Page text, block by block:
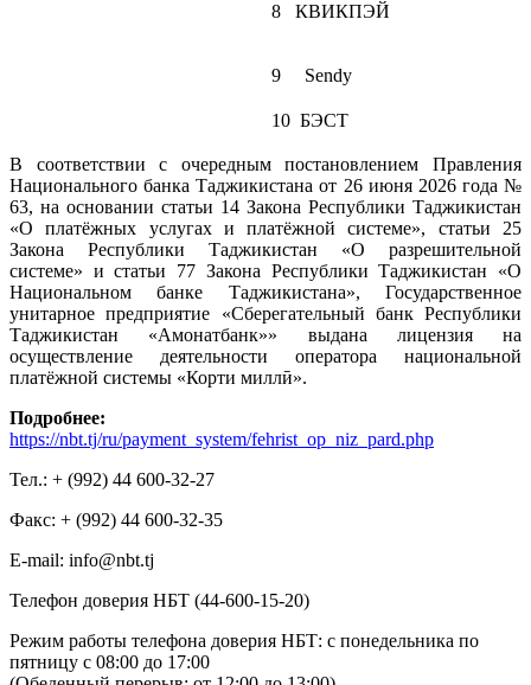
8 КВИКПЭЙ
9 Sendy
10 БЭСТ
В соответствии с очередным постановлением Правления
Национального банка Таджикистана от 26 июня 2026 года №
63, на основании статьи 14 Закона Республики Таджикистан
«О платёжных услугах и платёжной системе», статьи 25
Закона Республики Таджикистан «О разрешительной
системе» и статьи 77 Закона Республики Таджикистан «О
Национальном банке Таджикистана», Государственное
унитарное предприятие «Сберегательный банк Республики
Таджикистан «Амонатбанк»» выдана лицензия на
осуществление деятельности оператора национальной
платёжной системы «Корти миллӣ».
Подробнее:
https://nbt.tj/ru/payment_system/fehrist_op_niz_pard.php
Тел.: + (992) 44 600-32-27
Факс: + (992) 44 600-32-35
Е-mail: info@nbt.tj
Телефон доверия НБТ (44-600-15-20)
Режим работы телефона доверия НБТ: с понедельника по
пятницу с 08:00 до 17:00